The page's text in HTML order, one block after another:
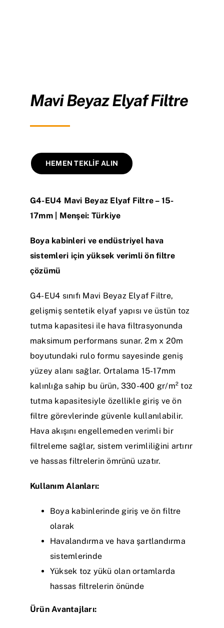
Mavi Beyaz Elyaf Filtre
HEMEN TEKLİF ALIN
G4-EU4 Mavi Beyaz Elyaf Filtre – 15-
17mm | Menşei: Türkiye
Boya kabinleri ve endüstriyel hava
sistemleri için yüksek verimli ön filtre
çözümü
G4-EU4 sınıfı Mavi Beyaz Elyaf Filtre,
gelişmiş sentetik elyaf yapısı ve üstün toz
tutma kapasitesi ile hava filtrasyonunda
maksimum performans sunar. 2m x 20m
boyutundaki rulo formu sayesinde geniş
yüzey alanı sağlar. Ortalama 15-17mm
kalınlığa sahip bu ürün, 330-400 gr/m² toz
tutma kapasitesiyle özellikle giriş ve ön
filtre görevlerinde güvenle kullanılabilir.
Hava akışını engellemeden verimli bir
filtreleme sağlar, sistem verimliliğini artırır
ve hassas filtrelerin ömrünü uzatır.
Kullanım Alanları:
Boya kabinlerinde giriş ve ön filtre
olarak
Havalandırma ve hava şartlandırma
sistemlerinde
Yüksek toz yükü olan ortamlarda
hassas filtrelerin önünde
Ürün Avantajları: